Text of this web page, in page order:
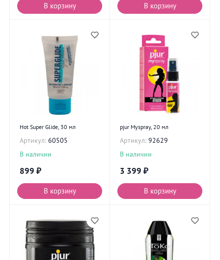
В корзину В корзину
Hot Super Glide, 30 мл
Артикул: 60505
В наличии
899 ₽
В корзину
pjur Myspray, 20 мл
Артикул: 92629
В наличии
3 399 ₽
В корзину